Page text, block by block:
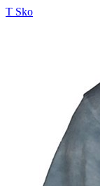
T Sko